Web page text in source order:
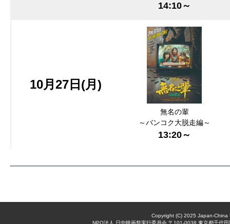
14:10～
10月27日(月)
無名の輩
～バンコク大脱走編～
13:20～
Copyright (C) 2025 Japan-China
NPO法人 日中映画祭実行委員会 〒101-0038 東京都千代